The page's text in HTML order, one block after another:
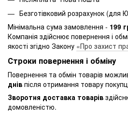
Безготівковий розрахунок
Мінімальна сума замовлення - 199
Компанія здійснює повернення і
якості згідно Закону «Про захист
Строки повернення і обміну
Повернення та обмін товарів
днів після отримання товару
Зворотня доставка товарів
домовленістю.